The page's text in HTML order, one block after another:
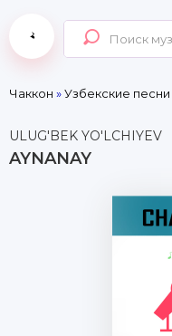
Чаккон »Узбекские песни
ULUG'BEK YO'LCHIYEV
AYNANAY